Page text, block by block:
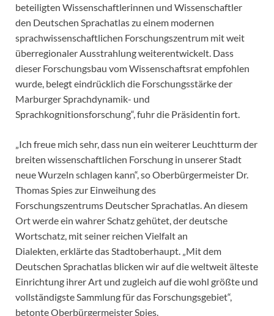
beteiligten Wissenschaftlerinnen und Wissenschaftler
den Deutschen Sprachatlas zu einem modernen
sprachwissenschaftlichen Forschungszentrum mit weit
überregionaler Ausstrahlung weiterentwickelt. Dass
dieser Forschungsbau vom Wissenschaftsrat empfohlen
wurde, belegt eindrücklich die Forschungsstärke der
Marburger Sprachdynamik- und
Sprachkognitionsforschung“, fuhr die Präsidentin fort.
„Ich freue mich sehr, dass nun ein weiterer Leuchtturm der
breiten wissenschaftlichen Forschung in unserer Stadt
neue Wurzeln schlagen kann“, so Oberbürgermeister Dr.
Thomas Spies zur Einweihung des
Forschungszentrums Deutscher Sprachatlas. An diesem
Ort werde ein wahrer Schatz gehütet, der deutsche
Wortschatz, mit seiner reichen Vielfalt an
Dialekten, erklärte das Stadtoberhaupt. „Mit dem
Deutschen Sprachatlas blicken wir auf die weltweit älteste
Einrichtung ihrer Art und zugleich auf die wohl größte und
vollständigste Sammlung für das Forschungsgebiet“,
betonte Oberbürgermeister Spies.